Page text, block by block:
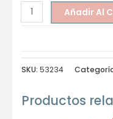
Añadir Al
SKU: 53234
Productos